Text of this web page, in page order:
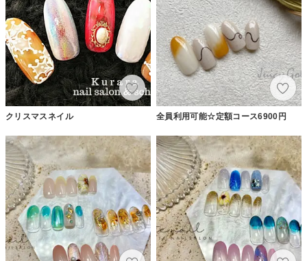
クリスマスネイル 全員利用可能☆定額コース6900円